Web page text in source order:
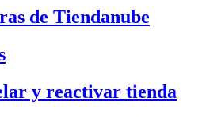
de Tiendanube
y reactivar tienda